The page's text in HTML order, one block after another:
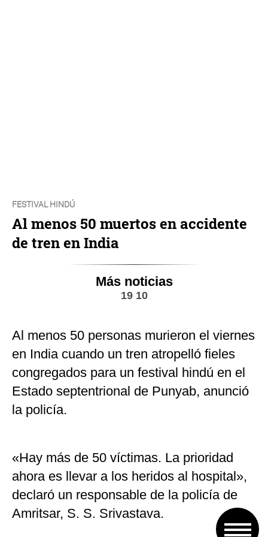
FESTIVAL HINDÚ
Al menos 50 muertos en accidente
de tren en India
Más noticias
19 10
Al menos 50 personas murieron el viernes
en India cuando un tren atropelló fieles
congregados para un festival hindú en el
Estado septentrional de Punyab, anunció
la policía.
«Hay más de 50 víctimas. La prioridad
ahora es llevar a los heridos al hospital»,
declaró un responsable de la policía de
Amritsar, S. S. Srivastava.